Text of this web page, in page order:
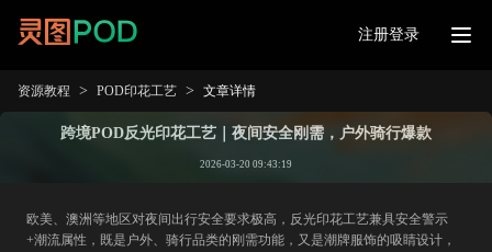
注册登录
资源教程 > POD印花工艺 > 文章详情
跨境POD反光印花工艺｜夜间安全刚需，户外骑行爆款
2026-03-20 09:43:19
欧美、澳洲等地区对夜间出行安全要求极高，反光印花工艺兼具安全警示
+潮流属性，既是户外、骑行品类的刚需功能，又是潮牌服饰的吸睛设计，